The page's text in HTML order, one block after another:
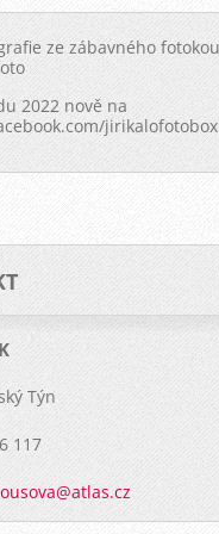
ze zábavného
2022 nově na
jirikalofotobox
Týn
117
usova@atlas.cz